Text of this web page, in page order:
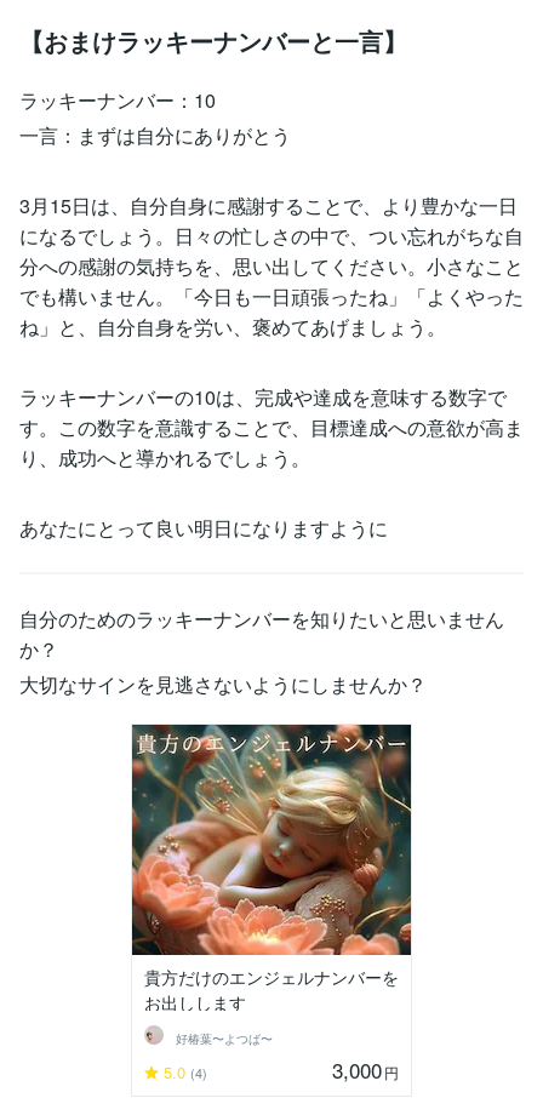
【おまけラッキーナンバーと一言】
ラッキーナンバー：10
一言：まずは自分にありがとう
3月15日は、自分自身に感謝することで、より豊かな一日
になるでしょう。日々の忙しさの中で、つい忘れがちな自
分への感謝の気持ちを、思い出してください。小さなこと
でも構いません。「今日も一日頑張ったね」「よくやった
ね」と、自分自身を労い、褒めてあげましょう。
ラッキーナンバーの10は、完成や達成を意味する数字で
す。この数字を意識することで、目標達成への意欲が高ま
り、成功へと導かれるでしょう。
あなたにとって良い明日になりますように
自分のためのラッキーナンバーを知りたいと思いません
か？
大切なサインを見逃さないようにしませんか？
貴方だけのエンジェルナンバーを
お出しします
好椿葉〜よつば〜
5.0 (4) 3,000円